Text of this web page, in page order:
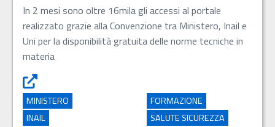
In 2 mesi sono oltre 16mila gli accessi al portale
realizzato grazie alla Convenzione tra Ministero, Inail e
Uni per la disponibilità gratuita delle norme tecniche in
materia
Sicurezza sul lavoro, ampio accesso alla consultazione
MINISTERO
INAIL
FORMAZIONE
SALUTE SICUREZZA